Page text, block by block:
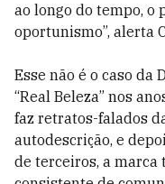
ao longo do tempo, o
oportunismo”, alerta
Esse não é o caso da
“Real Beleza” nos
faz retratos-falados
autodescrição, e
de terceiros, a